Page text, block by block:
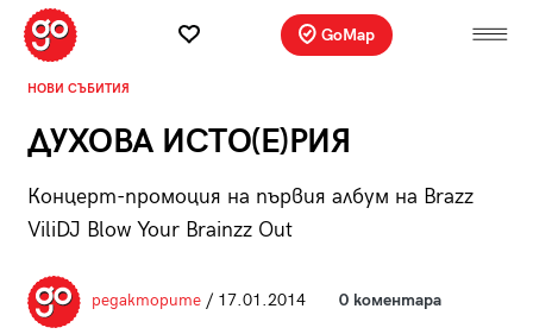
GoMap
НОВИ СЪБИТИЯ
ДУХОВА ИСТО(Е)РИЯ
Концерт-промоция на първия албум на Brazz
ViliDJ Blow Your Brainzz Out
редакторите/ 17.01.2014 0 коментара